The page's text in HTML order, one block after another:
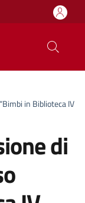
in Biblioteca IV
di